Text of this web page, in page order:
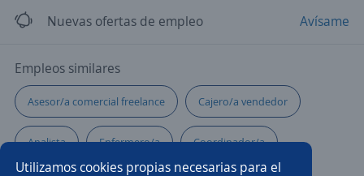
Utilizamos cookies propias necesarias para el
Nuevas ofertas de empleo Avísame
Empleos similares
Asesor/a comercial freelance Cajero/a vendedor
Analista Enfermero/a Coordinador/a